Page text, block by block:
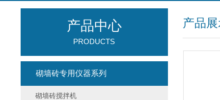
产品
产品中心
PRODUCTS
砌墙砖专用仪器系列
砌墙砖搅拌机